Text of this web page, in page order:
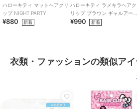
ハローキティ マットヘアクリ
ップ NIGHT PARTY
¥880 新着
ハローキティ ラメキラヘアク
リップ ブラウン ギャルアー
ト
¥990 新着
衣類・ファッションの類似ア